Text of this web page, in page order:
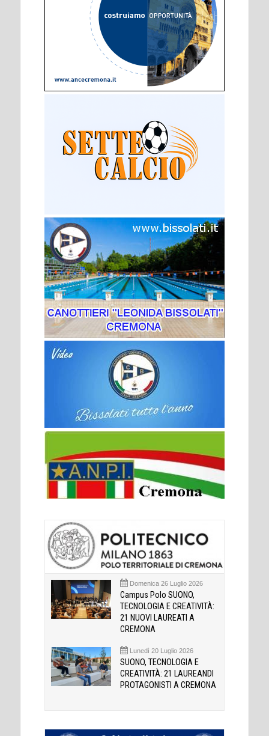
Domenica 26 Luglio 2026
Campus Polo SUONO,
TECNOLOGIA E CREATIVITÀ:
21 NUOVI LAUREATI A
CREMONA
Lunedì 20 Luglio 2026
SUONO, TECNOLOGIA E
CREATIVITÀ: 21 LAUREANDI
PROTAGONISTI A CREMONA